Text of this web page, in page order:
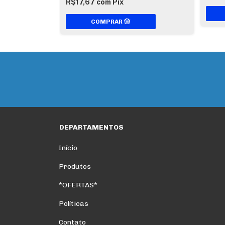
R$17,67 com Pix
DEPARTAMENTOS
Início
Produtos
*OFERTAS*
Políticas
Contato